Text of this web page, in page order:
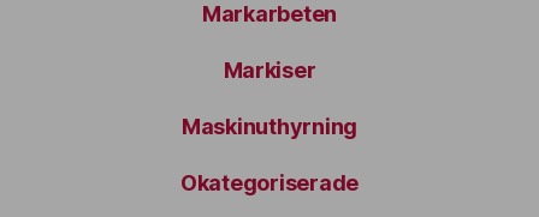
Markarbeten
Markiser
Maskinuthyrning
Okategoriserade